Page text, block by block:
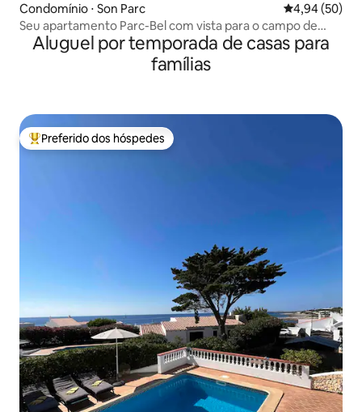
Condomínio ⋅ Son Parc 4,94 de uma
4,94 (50)
Seu apartamento Parc-Bel com vista para o campo de
golfe perto da praia
Aluguel por temporada de casas para
famílias
Entre os melhores preferidos dos hóspedes
Preferido dos hóspedes